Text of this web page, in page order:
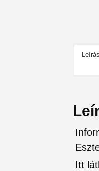
Leírás
Itt